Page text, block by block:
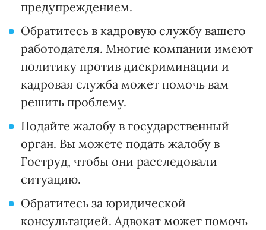
предупреждением.
Обратитесь в кадровую службу вашего
работодателя. Многие компании имеют
политику против дискриминации и
кадровая служба может помочь вам
решить проблему.
Подайте жалобу в государственный
орган. Вы можете подать жалобу в
Гоструд, чтобы они расследовали
ситуацию.
Обратитесь за юридической
консультацией. Адвокат может помочь